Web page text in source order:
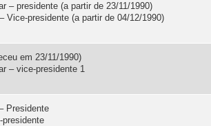
– presidente (a partir de 23/11/1990)
Vice-presidente (a partir de 04/12/1990)
em 23/11/1990)
– vice-presidente 1
Presidente
presidente